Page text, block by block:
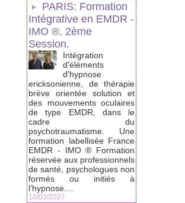
PARIS: Formation
Intégrative en EMDR -
IMO ®. 2ème
Session.
Intégration
d'éléments
d'hypnose
ericksonienne, de thérapie
brève orientée solution et
des mouvements oculaires
de type EMDR, dans le
cadre du
psychotraumatisme. Une
formation labellisée France
EMDR - IMO ® Formation
réservée aux professionnels
de santé, psychologues non
formés ou initiés à
l’hypnose....
10/03/2027